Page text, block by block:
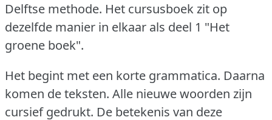
Delftse methode. Het cursusboek zit op
dezelfde manier in elkaar als deel 1 "Het
groene boek".
Het begint met een korte grammatica. Daarna
komen de teksten. Alle nieuwe woorden zijn
cursief gedrukt. De betekenis van deze